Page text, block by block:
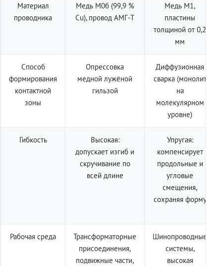
Материал
проводника
Медь М0б (99,9 %
Cu), провод АМГ-Т
Медь М1,
пластины
толщиной от 0,2
мм
Способ
формирования
контактной
зоны
Опрессовка
медной лужёной
гильзой
Диффузионная
сварка (монолит
на
молекулярном
уровне)
Гибкость
Высокая:
допускает изгиб и
скручивание по
всей длине
Упругая:
компенсирует
продольные и
угловые
смещения,
сохраняя форму
Рабочая среда
Трансформаторные
присоединения,
подвижные части,
Шинопроводные
системы,
высокая